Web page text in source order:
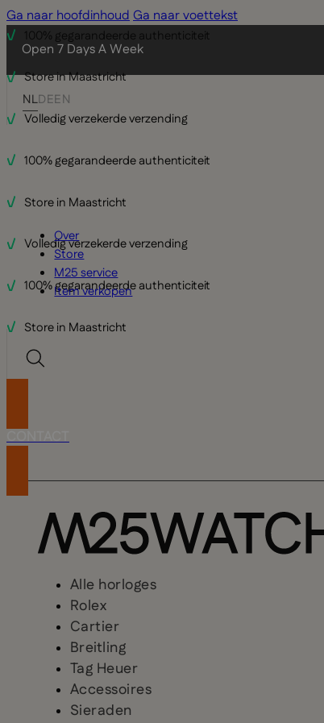
Ga naar hoofdinhoudGa naar voettekst
Open 7 Days A Week
NLDEEN
100% gegarandeerde authenticiteit
Store in Maastricht
Volledig verzekerde verzending
100% gegarandeerde authenticiteit
Store in Maastricht
Volledig verzekerde verzending
100% gegarandeerde authenticiteit
Store in Maastricht
Over
Store
M25 service
Item verkopen
CONTACT
Alle horloges
Rolex
Cartier
Breitling
Tag Heuer
Accessoires
Sieraden